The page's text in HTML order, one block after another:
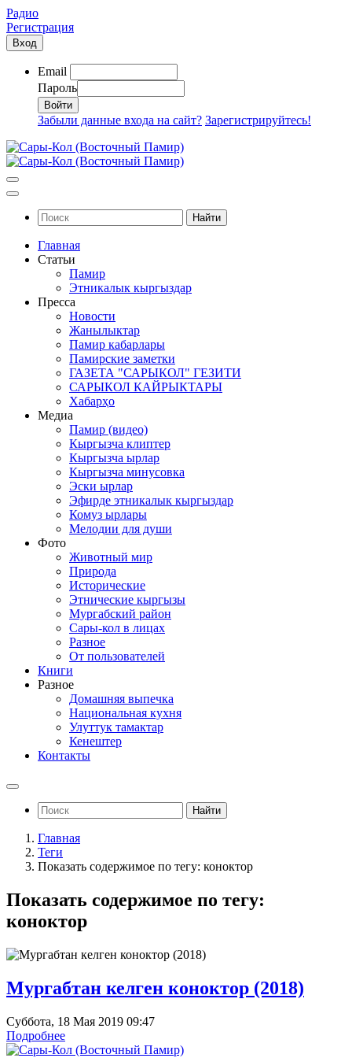
Радио
Регистрация
Вход
Email
Пароль
Забыли данные входа на сайт? Зарегистрируйтесь!
Найти
Главная
Статьи
Памир
Этникалык кыргыздар
Пресса
Новости
Жанылыктар
Памир кабарлары
Памирские заметки
ГАЗЕТА "САРЫКОЛ" ГЕЗИТИ
САРЫКОЛ КАЙРЫКТАРЫ
Хабарҳо
Медиа
Памир (видео)
Кыргызча клиптер
Кыргызча ырлар
Кыргызча минусовка
Эски ырлар
Эфирде этникалык кыргыздар
Комуз ырлары
Мелодии для души
Фото
Животный мир
Природа
Исторические
Этнические кыргызы
Мургабский район
Сары-кол в лицах
Разное
От пользователей
Книги
Разное
Домашняя выпечка
Национальная кухня
Улуттук тамактар
Кенештер
Контакты
Найти
Главная
Теги
Показать содержимое по тегу: коноктор
Показать содержимое по тегу:
коноктор
Мургабтан келген коноктор (2018)
Суббота, 18 Мая 2019 09:47
Подробнее